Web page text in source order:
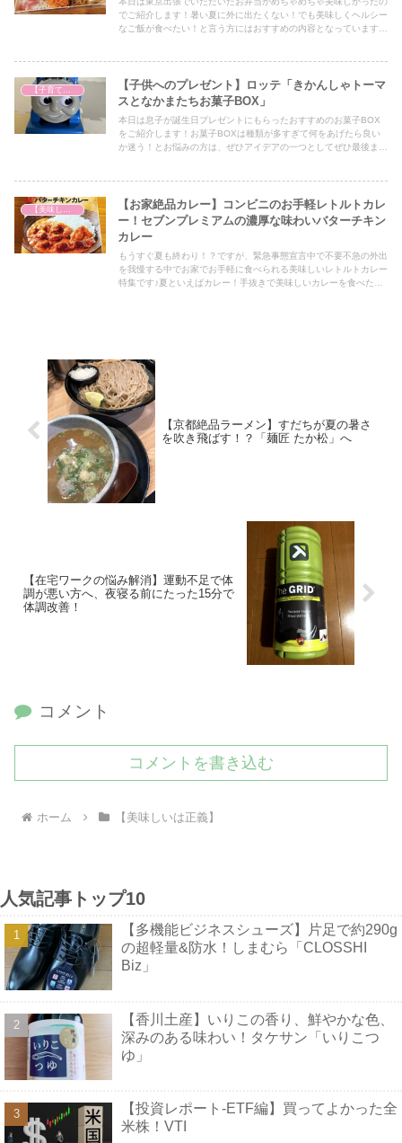
でご紹介します！暑い夏に外に出たくない！でも美味しくヘルシー
なご飯が食べたい！と言う方にはおすすめの内容となっていますの
【子供へのプレゼント】ロッテ「きかんしゃトーマ
スとなかまたちお菓子BOX」
本日は息子が誕生日プレゼントにもらったおすすめのお菓子BOX
をご紹介します！お菓子BOXは種類が多すぎて何をあげたら良い
か迷う！とお悩みの方は、ぜひアイデアの一つとしてぜひ最後まで
【お家絶品カレー】コンビニのお手軽レトルトカレ
ー！セブンプレミアムの濃厚な味わいバターチキン
カレー
もうすぐ夏も終わり！？ですが、緊急事態宣言中で不要不急の外出
を我慢する中でお家でお手軽に食べられる美味しいレトルトカレー
特集です♪夏といえばカレー！手抜きで美味しいカレーを食べた
【京都絶品ラーメン】すだちが夏の暑さ
を吹き飛ばす！？「麺匠 たか松」へ
【在宅ワークの悩み解消】運動不足で体
調が悪い方へ、夜寝る前にたった15分で
体調改善！
コメント
コメントを書き込む
ホーム 【美味しいは正義】
人気記事トップ10
【多機能ビジネスシューズ】片足で約290g
の超軽量&防水！しまむら「CLOSSHI
Biz」
【香川土産】いりこの香り、鮮やかな色、
深みのある味わい！タケサン「いりこつ
ゆ」
【投資レポート-ETF編】買ってよかった全
米株！VTI